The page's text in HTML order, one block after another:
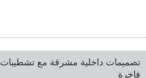
تصميمات داخلية مشرقة مع تشطيبات
فاخرة